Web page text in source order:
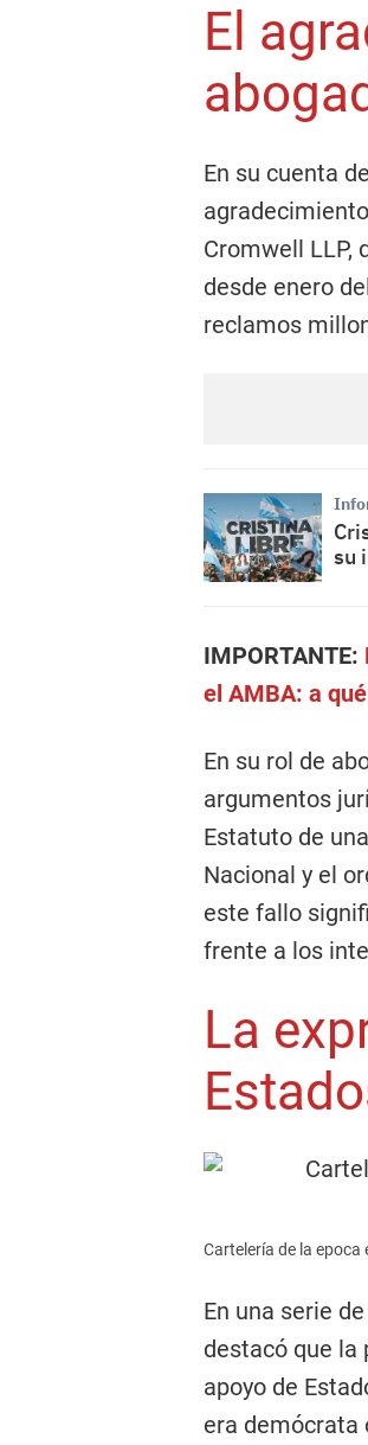
El
En su cuenta
Cromwell LLP,
desde enero
reclamos
su
IMPORTANTE:
el AMBA: a
En su rol de
argumentos
Estatuto de
Nacional y el
este fallo
frente a los
La
Cartelería de la epoca
En una serie
destacó que la
apoyo de
era demócrata